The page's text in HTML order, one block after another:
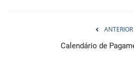
ANTERIOR
Calendário de